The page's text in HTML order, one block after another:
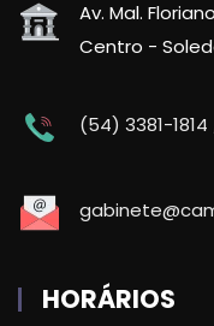
Av. Mal.
Centro -
(54) 3381-
HORÁRIOS